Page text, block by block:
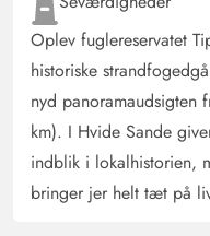
blindgyden.
Gast
Deutschland
AI Oversat (Se oprindelig)
Et hus til at føle sig
Oplev fuglereservatet
historiske
nyd panoramaudsigten
km). I Hvide Sande
indblik i lokalhistorien,
bringer jer helt tæt på